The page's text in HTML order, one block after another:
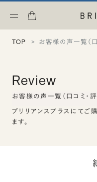
TOP お客様の声一覧（口
Review
お客様の声一覧（口コミ・評
ブリリアンスプラスにてご
ます。